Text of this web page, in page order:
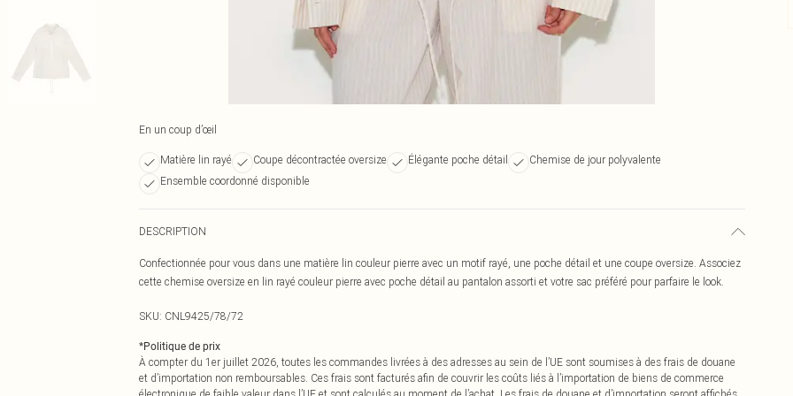
En un coup d’œil
Matière lin rayé Coupe décontractée oversize Élégante poche détail
Chemise de jour polyvalente
Ensemble coordonné disponible
DESCRIPTION
Confectionnée pour vous dans une matière lin couleur pierre avec un motif rayé, une poche détail et une coupe oversize. Associez
cette chemise oversize en lin rayé couleur pierre avec poche détail au pantalon assorti et votre sac préféré pour parfaire le look.
SKU: CNL9425/78/72
*Politique de prix
À compter du 1er juillet 2026, toutes les commandes livrées à des adresses au sein de l’UE sont soumises à des frais de douane
et d’importation non remboursables. Ces frais sont facturés afin de couvrir les coûts liés à l’importation de biens de commerce